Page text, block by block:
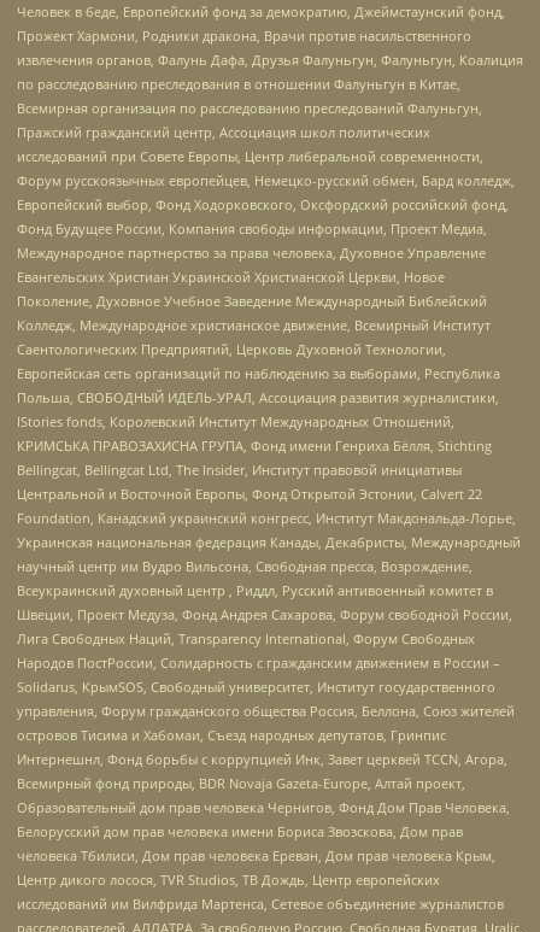
Человек в беде, Европейский фонд за демократию, Джеймстаунский фонд,
Прожект Хармони, Родники дракона, Врачи против насильственного
извлечения органов, Фалунь Дафа, Друзья Фалуньгун, Фалуньгун, Коалиция
по расследованию преследования в отношении Фалуньгун в Китае,
Всемирная организация по расследованию преследований Фалуньгун,
Пражский гражданский центр, Ассоциация школ политических
исследований при Совете Европы, Центр либеральной современности,
Форум русскоязычных европейцев, Немецко-русский обмен, Бард колледж,
Европейский выбор, Фонд Ходорковского, Оксфордский российский фонд,
Фонд Будущее России, Компания свободы информации, Проект Медиа,
Международное партнерство за права человека, Духовное Управление
Евангельских Христиан Украинской Христианской Церкви, Новое
Поколение, Духовное Учебное Заведение Международный Библейский
Колледж, Международное христианское движение, Всемирный Институт
Саентологических Предприятий, Церковь Духовной Технологии,
Европейская сеть организаций по наблюдению за выборами, Республика
Польша, СВОБОДНЫЙ ИДЕЛЬ-УРАЛ, Ассоциация развития журналистики,
IStories fonds, Королевский Институт Международных Отношений,
КРИМСЬКА ПРАВОЗАХИСНА ГРУПА, Фонд имени Генриха Бёлля, Stichting
Bellingcat, Bellingcat Ltd, The Insider, Институт правовой инициативы
Центральной и Восточной Европы, Фонд Открытой Эстонии, Calvert 22
Foundation, Канадский украинский конгресс, Институт Макдональда-Лорье,
Украинская национальная федерация Канады, Декабристы, Международный
научный центр им Вудро Вильсона, Свободная пресса, Возрождение,
Всеукраинский духовный центр , Риддл, Русский антивоенный комитет в
Швеции, Проект Медуза, Фонд Андрея Сахарова, Форум свободной России,
Лига Свободных Наций, Transparеncy International, Форум Свободных
Народов ПостРоссии, Солидарность с гражданским движением в России –
Solidarus, КрымSOS, Свободный университет, Институт государственного
управления, Форум гражданского общества Россия, Беллона, Союз жителей
островов Тисима и Хабомаи, Съезд народных депутатов, Гринпис
Интернешнл, Фонд борьбы с коррупцией Инк, Завет церквей TCCN, Агора,
Всемирный фонд природы, BDR Novaja Gazeta-Europe, Алтай проект,
Образовательный дом прав человека Чернигов, Фонд Дом Прав Человека,
Белорусский дом прав человека имени Бориса Звозскова, Дом прав
человека Тбилиси, Дом прав человека Ереван, Дом прав человека Крым,
Центр дикого лосося, TVR Studios, ТВ Дождь, Центр европейских
исследований им Вилфрида Мартенса, Сетевое объединение журналистов
расследователей, АЛЛАТРА, За свободную Россию, Свободная Бурятия, Uralic,